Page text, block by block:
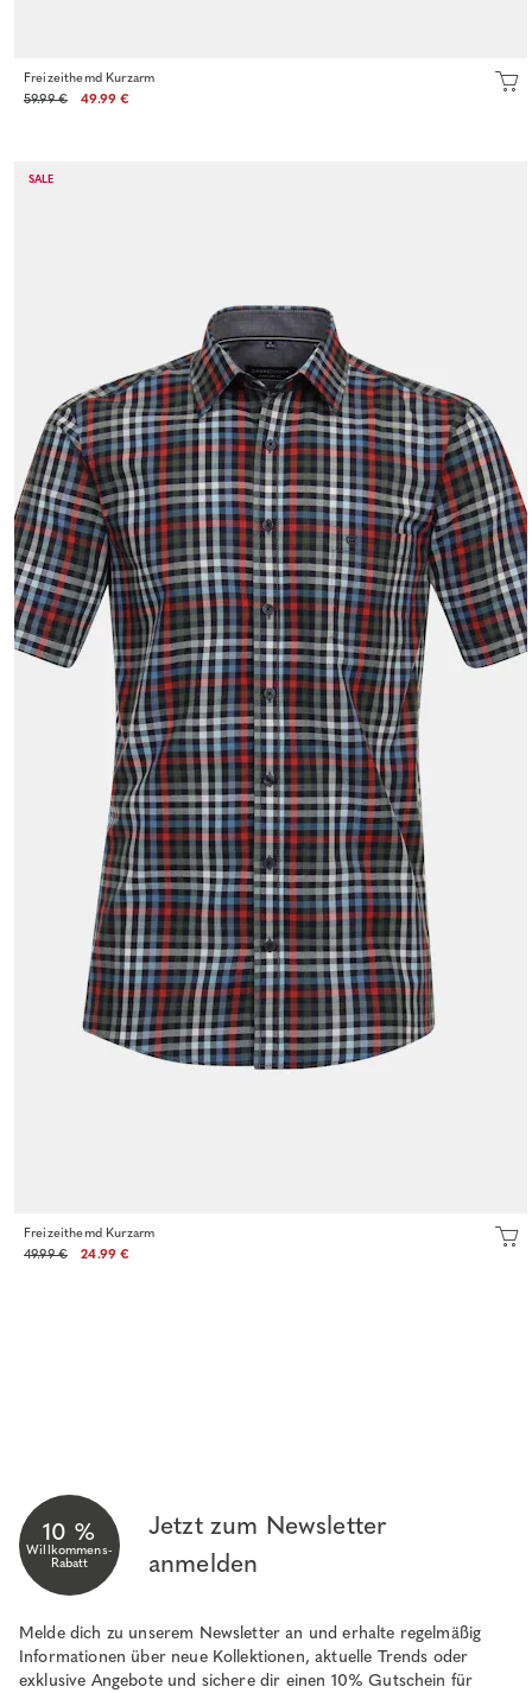
Freizeithemd Kurzarm
59.99 €
49.99 €
SALE
Freizeithemd Kurzarm
49.99 €
24.99 €
10 %
Willkommens-
Rabatt
Jetzt zum Newsletter
anmelden
Melde dich zu unserem Newsletter an und erhalte regelmäßig
Informationen über neue Kollektionen, aktuelle Trends oder
exklusive Angebote und sichere dir einen 10% Gutschein für